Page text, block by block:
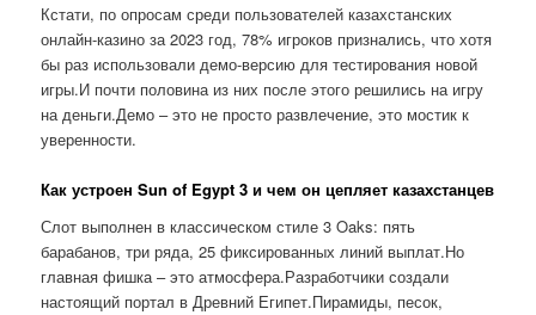
Кстати, по опросам среди пользователей казахстанских
онлайн-казино за 2023 год, 78% игроков признались, что хотя
бы раз использовали демо-версию для тестирования новой
игры.И почти половина из них после этого решились на игру
на деньги.Демо – это не просто развлечение, это мостик к
уверенности.
Как устроен Sun of Egypt 3 и чем он цепляет казахстанцев
Слот выполнен в классическом стиле 3 Oaks: пять
барабанов, три ряда, 25 фиксированных линий выплат.Но
главная фишка – это атмосфера.Разработчики создали
настоящий портал в Древний Египет.Пирамиды, песок,